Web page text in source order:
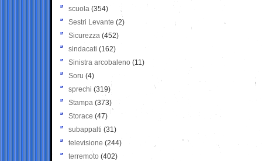
scuola (354)
Sestri Levante (2)
Sicurezza (452)
sindacati (162)
Sinistra arcobaleno (11)
Soru (4)
sprechi (319)
Stampa (373)
Storace (47)
subappalti (31)
televisione(244)
terremoto (402)